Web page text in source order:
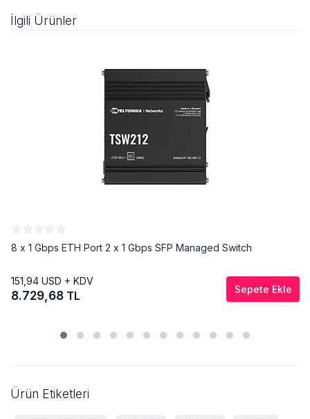
İlgili Ürünler
8 x 1 Gbps ETH Port 2 x 1 Gbps SFP Managed Switch
151,94 USD + KDV
8.729,68 TL Sepete Ekle
Ürün Etiketleri